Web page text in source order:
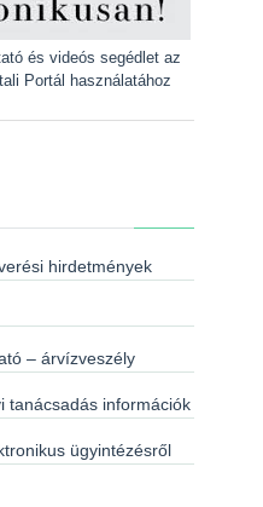
és videós segédlet az
Portál használatához
hirdetmények
– árvízveszély
tanácsadás információk
ügyintézésről